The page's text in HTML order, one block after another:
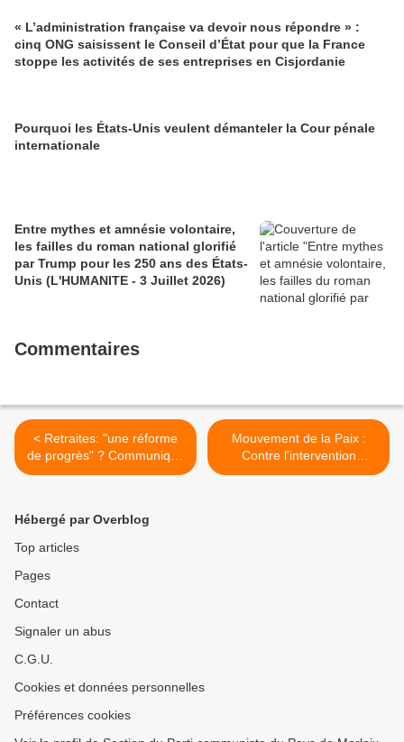
« L’administration française va devoir nous répondre » :
cinq ONG saisissent le Conseil d’État pour que la France
stoppe les activités de ses entreprises en Cisjordanie
Pourquoi les États-Unis veulent démanteler la Cour pénale
internationale
Entre mythes et amnésie volontaire,
les failles du roman national glorifié
par Trump pour les 250 ans des États-
Unis (L'HUMANITE - 3 Juillet 2026)
Commentaires
< Retraites: "une réforme
de progrès" ? Communiqué
du Front de Gauche Morlaix
Mouvement de la Paix :
Contre l'intervention
militaire en Syrie >
Hébergé par Overblog
Top articles
Pages
Contact
Signaler un abus
C.G.U.
Cookies et données personnelles
Préférences cookies